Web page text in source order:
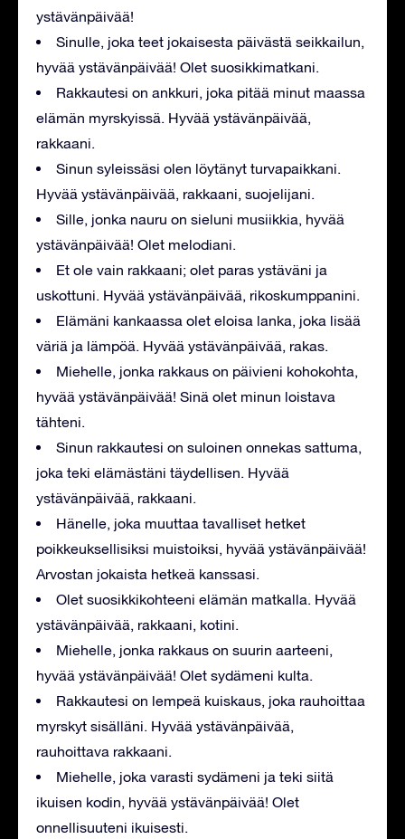
ystävänpäivää!
Sinulle, joka teet jokaisesta päivästä seikkailun,
hyvää ystävänpäivää! Olet suosikkimatkani.
Rakkautesi on ankkuri, joka pitää minut maassa
elämän myrskyissä. Hyvää ystävänpäivää,
rakkaani.
Sinun syleissäsi olen löytänyt turvapaikkani.
Hyvää ystävänpäivää, rakkaani, suojelijani.
Sille, jonka nauru on sieluni musiikkia, hyvää
ystävänpäivää! Olet melodiani.
Et ole vain rakkaani; olet paras ystäväni ja
uskottuni. Hyvää ystävänpäivää, rikoskumppanini.
Elämäni kankaassa olet eloisa lanka, joka lisää
väriä ja lämpöä. Hyvää ystävänpäivää, rakas.
Miehelle, jonka rakkaus on päivieni kohokohta,
hyvää ystävänpäivää! Sinä olet minun loistava
tähteni.
Sinun rakkautesi on suloinen onnekas sattuma,
joka teki elämästäni täydellisen. Hyvää
ystävänpäivää, rakkaani.
Hänelle, joka muuttaa tavalliset hetket
poikkeuksellisiksi muistoiksi, hyvää ystävänpäivää!
Arvostan jokaista hetkeä kanssasi.
Olet suosikkikohteeni elämän matkalla. Hyvää
ystävänpäivää, rakkaani, kotini.
Miehelle, jonka rakkaus on suurin aarteeni,
hyvää ystävänpäivää! Olet sydämeni kulta.
Rakkautesi on lempeä kuiskaus, joka rauhoittaa
myrskyt sisälläni. Hyvää ystävänpäivää,
rauhoittava rakkaani.
Miehelle, joka varasti sydämeni ja teki siitä
ikuisen kodin, hyvää ystävänpäivää! Olet
onnellisuuteni ikuisesti.